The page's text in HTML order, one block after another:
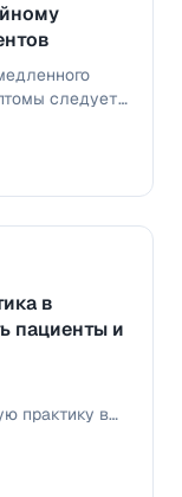
следует
в
пациенты и
практику в
команда